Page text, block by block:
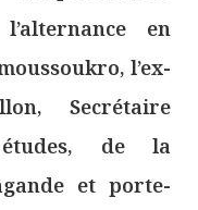
en
l’ex-
Secrétaire
de la
et porte-